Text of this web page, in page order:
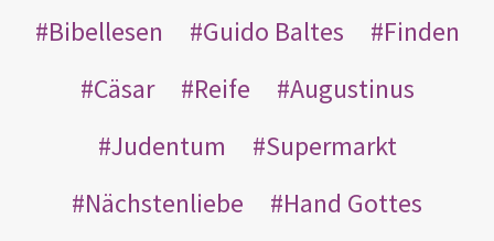
Bibellesen
Guido Baltes
Finden
Cäsar
Reife
Augustinus
Judentum
Supermarkt
Nächstenliebe
Hand Gottes